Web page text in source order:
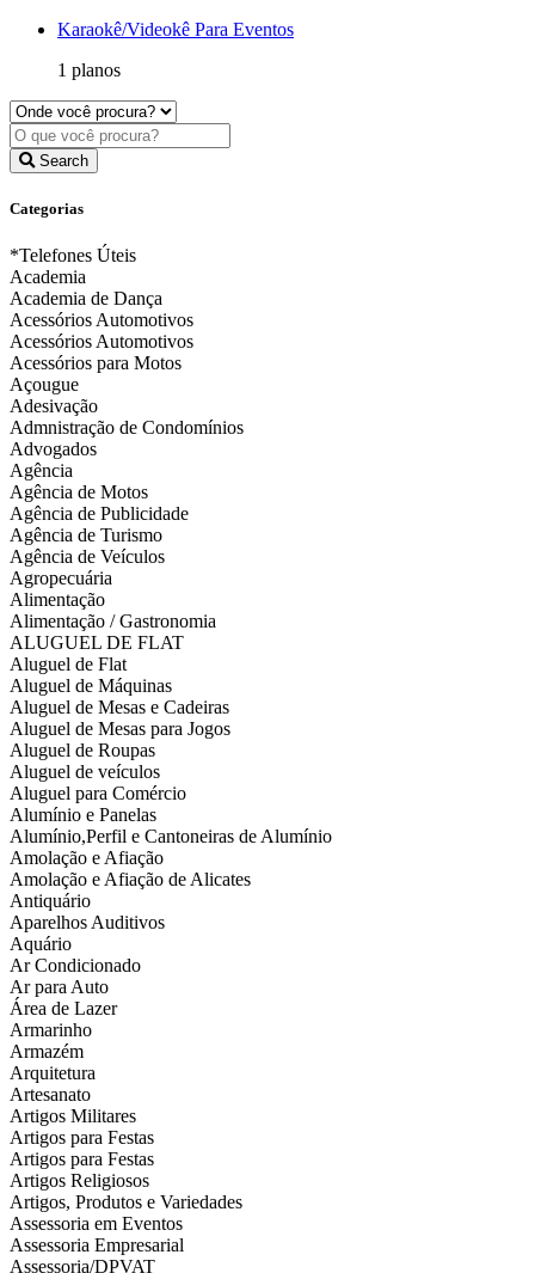
Karaokê/Videokê Para Eventos
1 planos
Search
Categorias
*Telefones Úteis
Academia
Academia de Dança
Acessórios Automotivos
Acessórios Automotivos
Acessórios para Motos
Açougue
Adesivação
Admnistração de Condomínios
Advogados
Agência
Agência de Motos
Agência de Publicidade
Agência de Turismo
Agência de Veículos
Agropecuária
Alimentação
Alimentação / Gastronomia
ALUGUEL DE FLAT
Aluguel de Flat
Aluguel de Máquinas
Aluguel de Mesas e Cadeiras
Aluguel de Mesas para Jogos
Aluguel de Roupas
Aluguel de veículos
Aluguel para Comércio
Alumínio e Panelas
Alumínio,Perfil e Cantoneiras de Alumínio
Amolação e Afiação
Amolação e Afiação de Alicates
Antiquário
Aparelhos Auditivos
Aquário
Ar Condicionado
Ar para Auto
Área de Lazer
Armarinho
Armazém
Arquitetura
Artesanato
Artigos Militares
Artigos para Festas
Artigos para Festas
Artigos Religiosos
Artigos, Produtos e Variedades
Assessoria em Eventos
Assessoria Empresarial
Assessoria/DPVAT